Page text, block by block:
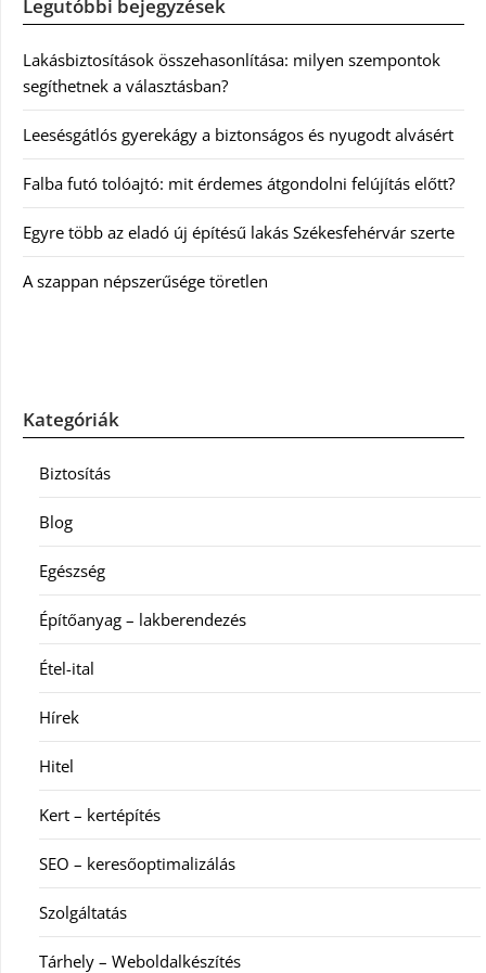
Legutóbbi bejegyzések
Lakásbiztosítások összehasonlítása: milyen szempontok
segíthetnek a választásban?
Leesésgátlós gyerekágy a biztonságos és nyugodt alvásért
Falba futó tolóajtó: mit érdemes átgondolni felújítás előtt?
Egyre több az eladó új építésű lakás Székesfehérvár szerte
A szappan népszerűsége töretlen
Kategóriák
Biztosítás
Blog
Egészség
Építőanyag – lakberendezés
Étel-ital
Hírek
Hitel
Kert – kertépítés
SEO – keresőoptimalizálás
Szolgáltatás
Tárhely – Weboldalkészítés